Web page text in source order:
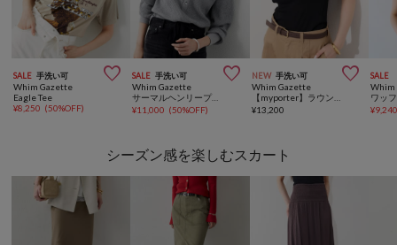
SALE 手洗い可 
Whim Gazette
Eagle Tee
¥8,250 (50%OFF)
SALE 手洗い可 
Whim Gazette
¥11,000 (50%OFF)
NEW 手洗い可 
Whim Gazette
¥13,200
SALE
Whim
¥
シーズン感を楽しむスカート